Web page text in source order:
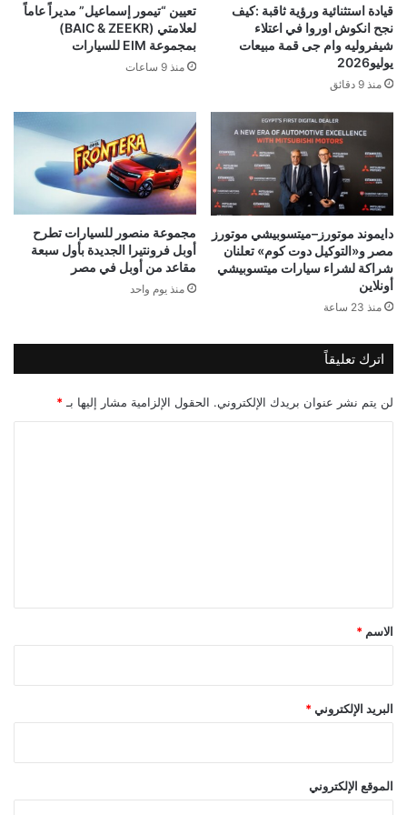
قيادة استثنائية ورؤية ثاقبة :كيف
نجح انكوش اوروا في اعتلاء
شيفروليه وام جى قمة مبيعات
يوليو2026
منذ 9 دقائق
تعيين “تيمور إسماعيل” مديراً عاماً
لعلامتي (BAIC & ZEEKR)
بمجموعة EIM للسيارات
منذ 9 ساعات
دايموند موتورز–ميتسوبيشي موتورز
مصر و«التوكيل دوت كوم» تعلنان
شراكة لشراء سيارات ميتسوبيشي
أونلاين
منذ 23 ساعة
مجموعة منصور للسيارات تطرح
أوبل فرونتيرا الجديدة بأول سبعة
مقاعد من أوبل في مصر
منذ يوم واحد
اترك تعليقاً
لن يتم نشر عنوان بريدك الإلكتروني. الحقول الإلزامية مشار إليها بـ *
*
الاسم *
البريد الإلكتروني *
الموقع الإلكتروني